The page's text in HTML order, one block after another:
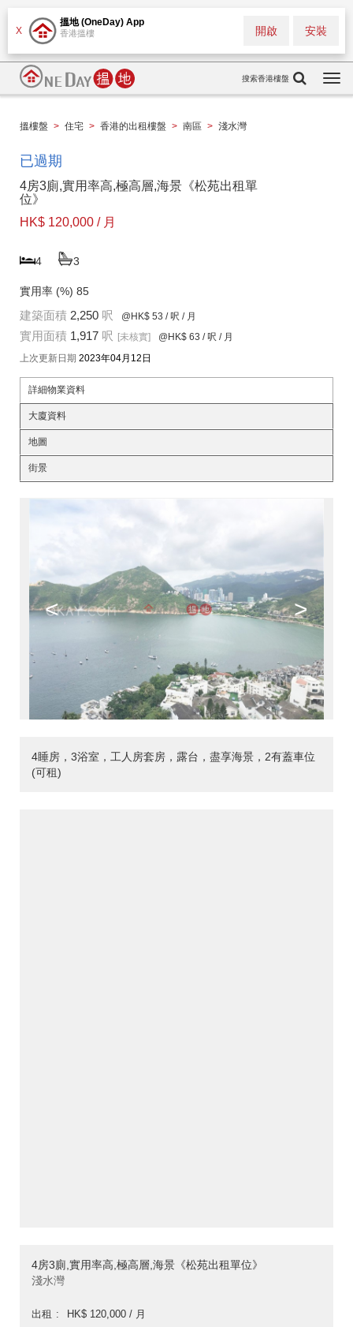
X
搵地 (OneDay) App
香港搵樓 安裝
開啟
搜索香港樓盤
搵樓盤 > 住宅 > 香港的出租樓盤 > 南區 > 淺水灣
已過期
4房3廁,實用率高,極高層,海景《松苑出租單
位》
HK$ 120,000 / 月
4 3
實用率 (%) 85
建築面積 2,250 呎 @HK$ 53 / 呎 / 月
實用面積 1,917 呎 [未核實] @HK$ 63 / 呎 / 月
上次更新日期 2023年04月12日
詳細物業資料
大廈資料
地圖
街景
< >
4睡房，3浴室，工人房套房，露台，盡享海景，2有蓋車位
(可租)
4房3廁,實用率高,極高層,海景《松苑出租單位》
淺水灣
出租
HK$ 120,000 / 月